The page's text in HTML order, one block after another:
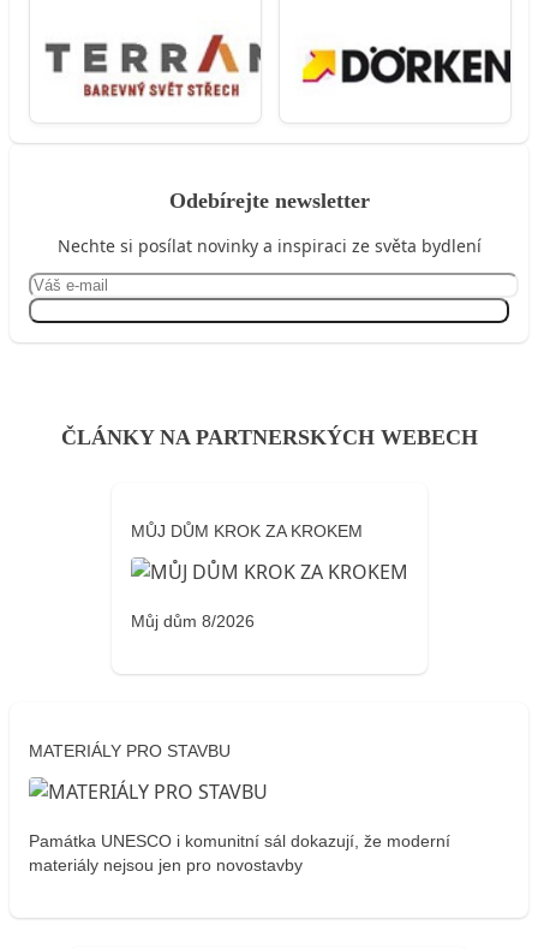
Odebírejte newsletter
Nechte si posílat novinky a inspiraci ze světa bydlení
ČLÁNKY NA PARTNERSKÝCH WEBECH
MŮJ DŮM KROK ZA KROKEM
Můj dům 8/2026
MATERIÁLY PRO STAVBU
Památka UNESCO i komunitní sál dokazují, že moderní
materiály nejsou jen pro novostavby